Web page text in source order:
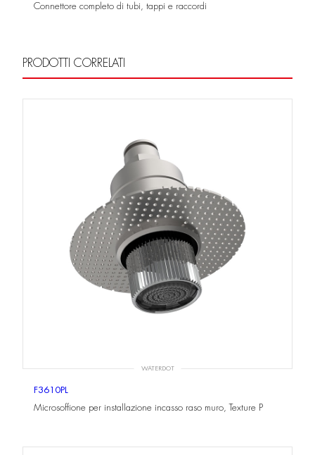
Connettore completo di tubi, tappi e raccordi
PRODOTTI CORRELATI
WATERDOT
F3610PL
Microsoffione per installazione incasso raso muro, Texture P